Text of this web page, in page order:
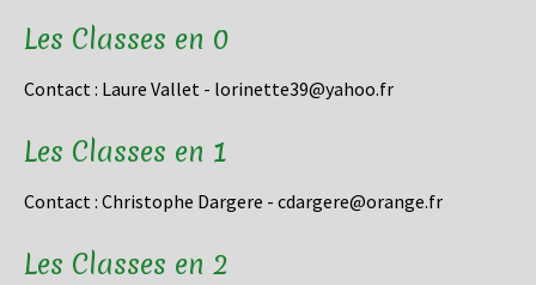
Les Classes en 0
Contact : Laure Vallet - lorinette39@yahoo.fr
Les Classes en 1
Contact : Christophe Dargere - cdargere@orange.fr
Les Classes en 2